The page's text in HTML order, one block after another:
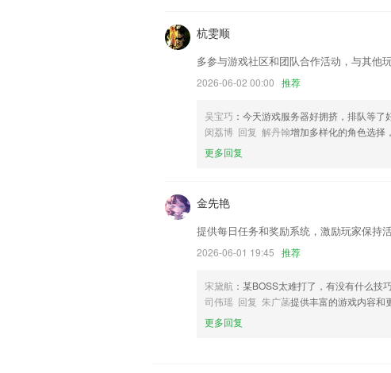
帮助我们更好的对产品进行优化修改。
杭雯顺
多参与游戏社区和团队合作活动，与其他
2026-06-02 00:00 推荐
吴宝巧 ：今天游戏服务器好拥挤，排队等了
闵荔博 回复 解丹翰增加多样化的角色选择
更多回复
金先艳
提供每日任务和奖励系统，激励玩家保持
2026-06-01 19:45 推荐
宋黛航 ：某BOSS太难打了，有没有什么技
司伟瑶 回复 朱广菡提供丰富的游戏内容和
更多回复